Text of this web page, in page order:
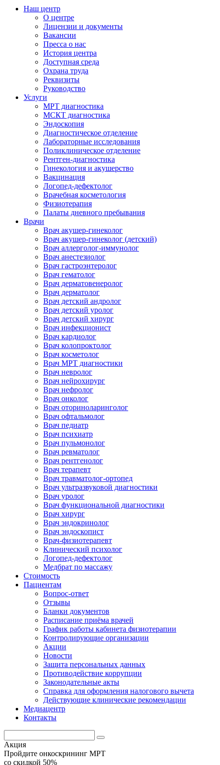
Наш центр
О центре
Лицензии и документы
Вакансии
Пресса о нас
История центра
Доступная среда
Охрана труда
Реквизиты
Руководство
Услуги
МРТ диагностика
МСКТ диагностика
Эндоскопия
Диагностическое отделение
Лабораторные исследования
Поликлиническое отделение
Рентген-диагностика
Гинекология и акушерство
Вакцинация
Логопед-дефектолог
Врачебная косметология
Физиотерапия
Палаты дневного пребывания
Врачи
Врач акушер-гинеколог
Врач акушер-гинеколог (детский)
Врач аллерголог-иммунолог
Врач анестезиолог
Врач гастроэнтеролог
Врач гематолог
Врач дерматовенеролог
Врач дерматолог
Врач детский андролог
Врач детский уролог
Врач детский хирург
Врач инфекционист
Врач кардиолог
Врач колопроктолог
Врач косметолог
Врач МРТ диагностики
Врач невролог
Врач нейрохирург
Врач нефролог
Врач онколог
Врач оториноларинголог
Врач офтальмолог
Врач педиатр
Врач психиатр
Врач пульмонолог
Врач ревматолог
Врач рентгенолог
Врач терапевт
Врач травматолог-ортопед
Врач ультразвуковой диагностики
Врач уролог
Врач функциональной диагностики
Врач хирург
Врач эндокринолог
Врач эндоскопист
Врач-физиотерапевт
Клинический психолог
Логопед-дефектолог
Медбрат по массажу
Стоимость
Пациентам
Вопрос-ответ
Отзывы
Бланки документов
Расписание приёма врачей
График работы кабинета физиотерапии
Контролирующие организации
Акции
Новости
Защита персональных данных
Противодействие коррупции
Законодательные акты
Справка для оформления налогового вычета
Действующие клинические рекомендации
Медиацентр
Контакты
Акция
Пройдите онкоскрининг МРТ
со скидкой 50%